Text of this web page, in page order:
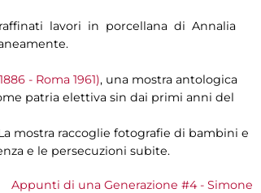
lavori in porcellana di Annalia
- Roma 1961), una mostra antologica
patria elettiva sin dai primi anni del
mostra raccoglie fotografie di bambini e
e le persecuzioni subite.
Appunti di una Generazione #4 - Simone